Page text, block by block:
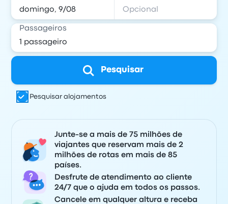
Passageiros
Pesquisar
Pesquisar alojamentos
Junte-se a mais de 75 milhões de
viajantes que reservam mais de 2
milhões de rotas em mais de 85
países.
Desfrute de atendimento ao cliente
24/7 que o ajuda em todos os passos.
Cancele em qualquer altura e receba